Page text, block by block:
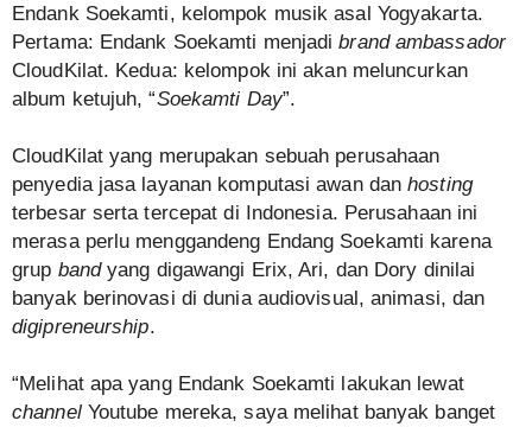
Endank Soekamti, kelompok musik asal Yogyakarta.
Pertama: Endank Soekamti menjadibrand ambassador
CloudKilat. Kedua: kelompok ini akan meluncurkan
album ketujuh, “Soekamti Day”.
CloudKilat yang merupakan sebuah perusahaan
penyedia jasa layanan komputasi awan danhosting
terbesar serta tercepat di Indonesia. Perusahaan ini
merasa perlu menggandeng Endang Soekamti karena
grup bandyang digawangi Erix, Ari, dan Dory dinilai
banyak berinovasi di dunia audiovisual, animasi, dan
digipreneurship.
“Melihat apa yang Endank Soekamti lakukan lewat
channelYoutube mereka, saya melihat banyak banget